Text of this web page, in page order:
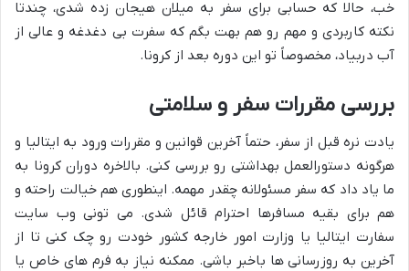
خب، حالا که حسابی برای سفر به میلان هیجان زده شدی، چندتا
نکته کاربردی و مهم رو هم بهت بگم که سفرت بی دغدغه و عالی از
آب دربیاد، مخصوصاً تو این دوره بعد از کرونا.
بررسی مقررات سفر و سلامتی
یادت نره قبل از سفر، حتماً آخرین قوانین و مقررات ورود به ایتالیا و
هرگونه دستورالعمل بهداشتی رو بررسی کنی. بالاخره دوران کرونا به
ما یاد داد که سفر مسئولانه چقدر مهمه. اینطوری هم خیالت راحته و
هم برای بقیه مسافرها احترام قائل شدی. می تونی وب سایت
سفارت ایتالیا یا وزارت امور خارجه کشور خودت رو چک کنی تا از
آخرین به روزرسانی ها باخبر باشی. ممکنه نیاز به فرم های خاص یا